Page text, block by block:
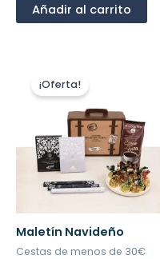
Añadir al carrito
Maletín Navideño
Cestas de menos de 30€
precio
original
20,00 €.18,00 €.
¡Oferta!